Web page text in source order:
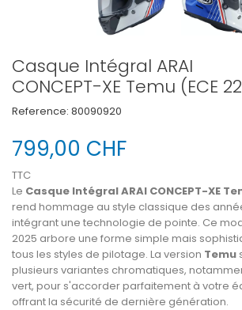
Casque Intégral ARAI
CONCEPT-XE Temu (ECE
Reference: 80090920
799,00 CHF
TTC
Le Casque Intégral ARAI CONCEPT-XE
rend hommage au style classique des
intégrant une technologie de pointe. Ce
2025 arbore une forme simple mais
tous les styles de pilotage. La version Temu
plusieurs variantes chromatiques,
vert, pour s'accorder parfaitement à votre
offrant la sécurité de dernière génération.